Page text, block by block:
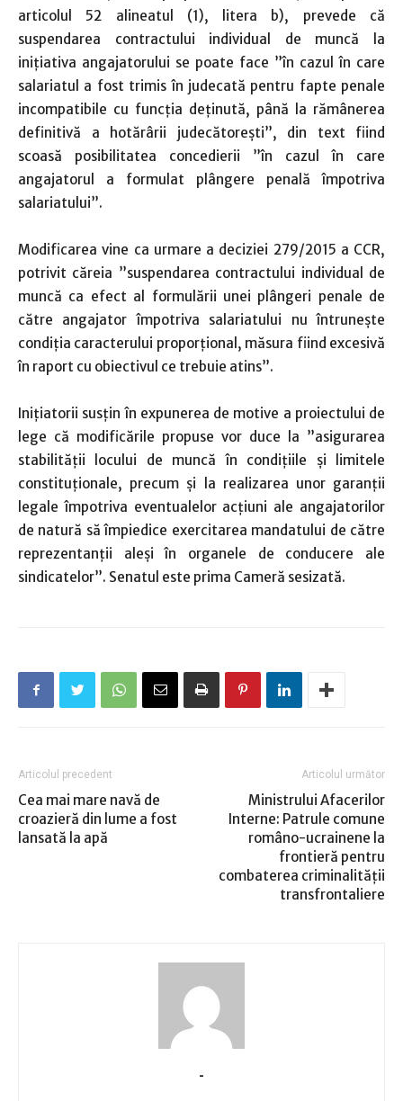
articolul 52 alineatul (1), litera b), prevede că
suspendarea contractului individual de muncă la
iniţiativa angajatorului se poate face ”în cazul în care
salariatul a fost trimis în judecată pentru fapte penale
incompatibile cu funcţia deţinută, până la rămânerea
definitivă a hotărârii judecătoreşti”, din text fiind
scoasă posibilitatea concedierii ”în cazul în care
angajatorul a formulat plângere penală împotriva
salariatului”.
Modificarea vine ca urmare a deciziei 279/2015 a CCR,
potrivit căreia ”suspendarea contractului individual de
muncă ca efect al formulării unei plângeri penale de
către angajator împotriva salariatului nu întruneşte
condiţia caracterului proporţional, măsura fiind excesivă
în raport cu obiectivul ce trebuie atins”.
Iniţiatorii susţin în expunerea de motive a proiectului de
lege că modificările propuse vor duce la ”asigurarea
stabilităţii locului de muncă în condiţiile şi limitele
constituţionale, precum şi la realizarea unor garanţii
legale împotriva eventualelor acţiuni ale angajatorilor
de natură să împiedice exercitarea mandatului de către
reprezentanţii aleşi în organele de conducere ale
sindicatelor”. Senatul este prima Cameră sesizată.
Articolul precedent
Cea mai mare navă de
croazieră din lume a fost
lansată la apă
Articolul următor
Ministrului Afacerilor
Interne: Patrule comune
româno-ucrainene la
frontieră pentru
combaterea criminalităţii
transfrontaliere
-